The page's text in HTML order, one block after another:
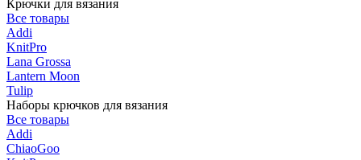
Крючки для вязания
Все товары
Addi
KnitPro
Lana Grossa
Lantern Moon
Tulip
Наборы крючков для вязания
Все товары
Addi
ChiaoGoo